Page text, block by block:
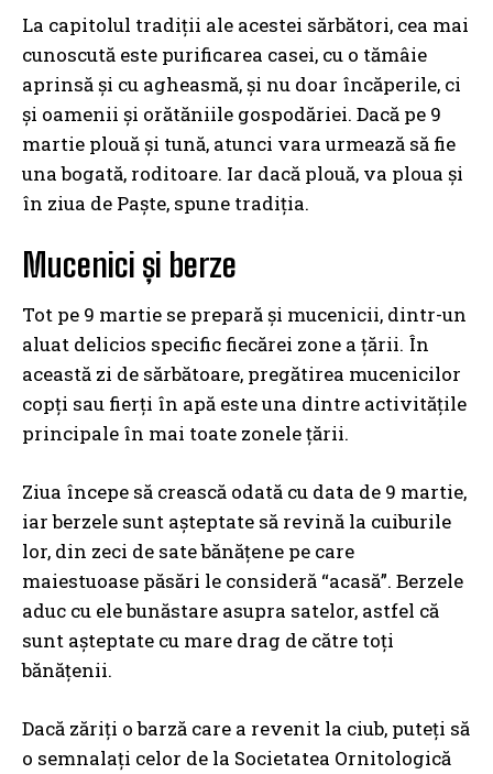
La capitolul tradiții ale acestei sărbători, cea mai
cunoscută este purificarea casei, cu o tămâie
aprinsă și cu agheasmă, și nu doar încăperile, ci
și oamenii și orătăniile gospodăriei. Dacă pe 9
martie plouă și tună, atunci vara urmează să fie
una bogată, roditoare. Iar dacă plouă, va ploua și
în ziua de Paște, spune tradiția.
Mucenici și berze
Tot pe 9 martie se prepară și mucenicii, dintr-un
aluat delicios specific fiecărei zone a țării. În
această zi de sărbătoare, pregătirea mucenicilor
copți sau fierți în apă este una dintre activitățile
principale în mai toate zonele țării.
Ziua începe să crească odată cu data de 9 martie,
iar berzele sunt așteptate să revină la cuiburile
lor, din zeci de sate bănățene pe care
maiestuoase păsări le consideră “acasă”. Berzele
aduc cu ele bunăstare asupra satelor, astfel că
sunt așteptate cu mare drag de către toți
bănățenii.
Dacă zăriți o barză care a revenit la ciub, puteți să
o semnalați celor de la Societatea Ornitologică